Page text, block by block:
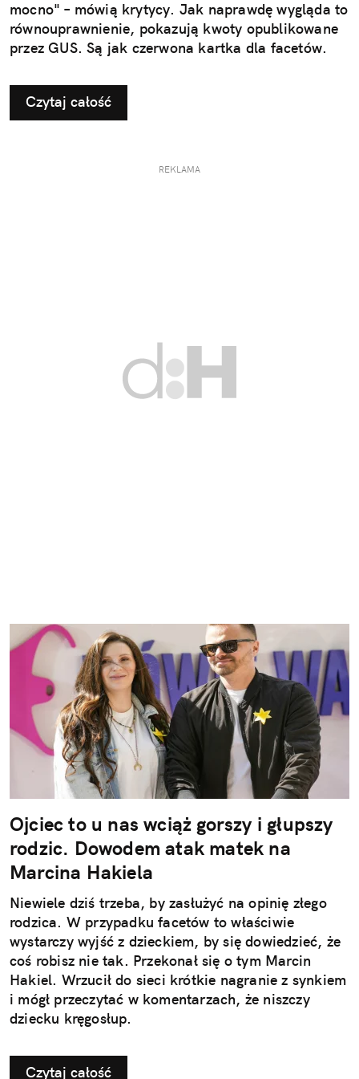
mocno" – mówią krytycy. Jak naprawdę wygląda to
równouprawnienie, pokazują kwoty opublikowane
przez GUS. Są jak czerwona kartka dla facetów.
Czytaj całość
REKLAMA
Ojciec to u nas wciąż gorszy i głupszy
rodzic. Dowodem atak matek na
Marcina Hakiela
Niewiele dziś trzeba, by zasłużyć na opinię złego
rodzica. W przypadku facetów to właściwie
wystarczy wyjść z dzieckiem, by się dowiedzieć, że
coś robisz nie tak. Przekonał się o tym Marcin
Hakiel. Wrzucił do sieci krótkie nagranie z synkiem
i mógł przeczytać w komentarzach, że niszczy
dziecku kręgosłup.
Czytaj całość